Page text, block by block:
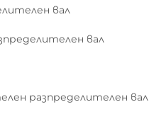
вал
вал
разпределителен вал